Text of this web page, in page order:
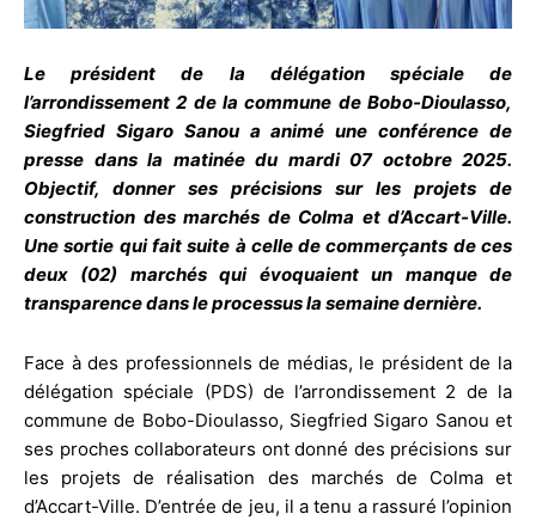
Le président de la délégation spéciale de
l’arrondissement 2 de la commune de Bobo-Dioulasso,
Siegfried Sigaro Sanou a animé une conférence de
presse dans la matinée du mardi 07 octobre 2025.
Objectif, donner ses précisions sur les projets de
construction des marchés de Colma et d’Accart-Ville.
Une sortie qui fait suite à celle de commerçants de ces
deux (02) marchés qui évoquaient un manque de
transparence dans le processus la semaine dernière.
Face à des professionnels de médias, le président de la
délégation spéciale (PDS) de l’arrondissement 2 de la
commune de Bobo-Dioulasso, Siegfried Sigaro Sanou et
ses proches collaborateurs ont donné des précisions sur
les projets de réalisation des marchés de Colma et
d’Accart-Ville. D’entrée de jeu, il a tenu a rassuré l’opinion